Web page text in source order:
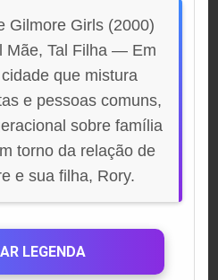
Gilmore Girls (2000)
Mãe, Tal Filha — Em
que mistura
e pessoas comuns,
sobre família
torno da relação de
e sua filha, Rory.
LEGENDA